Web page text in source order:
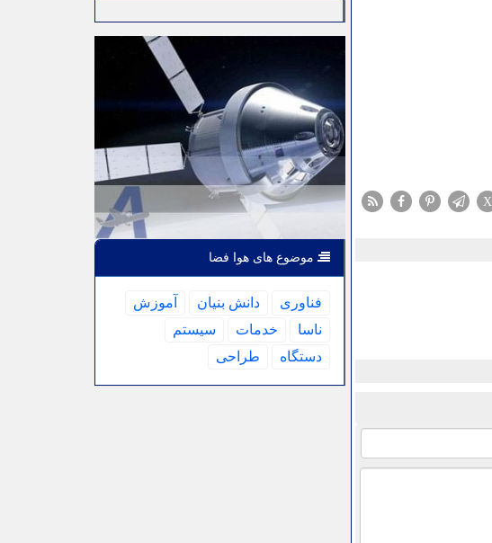
X
موضوع های هوا فضا
فناوری دانش بنیان
آموزش
ناسا
خدمات
سیستم
دستگاه
طراحی